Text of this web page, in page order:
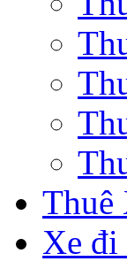
Thuê
Xe đi